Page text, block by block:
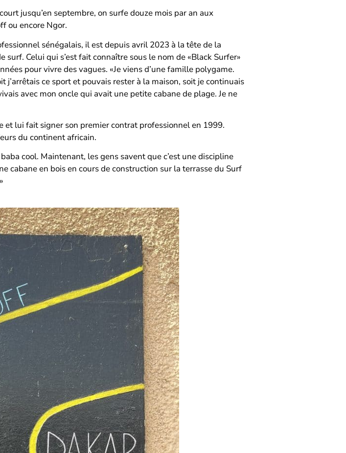
jusqu’en septembre, on surfe douze mois par an aux
ou encore Ngor.
sénégalais, il est depuis avril 2023 à la tête de la
Celui qui s’est fait connaître sous le nom de «Black Surfer»
pour vivre des vagues. «Je viens d’une famille polygame.
ce sport et pouvais rester à la maison, soit je continuais
avec mon oncle qui avait une petite cabane de plage. Je ne
et lui fait signer son premier contrat professionnel en 1999.
du continent africain.
cool. Maintenant, les gens savent que c’est une discipline
cabane en bois en cours de construction sur la terrasse du Surf